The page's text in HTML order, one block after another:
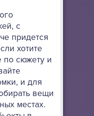
с
придется
хотите
по сюжету и
и для
вещи
местах.